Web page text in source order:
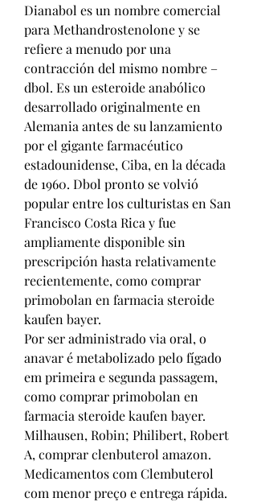
Dianabol es un nombre comercial
para Methandrostenolone y se
refiere a menudo por una
contracción del mismo nombre –
dbol. Es un esteroide anabólico
desarrollado originalmente en
Alemania antes de su lanzamiento
por el gigante farmacéutico
estadounidense, Ciba, en la década
de 1960. Dbol pronto se volvió
popular entre los culturistas en San
Francisco Costa Rica y fue
ampliamente disponible sin
prescripción hasta relativamente
recientemente, como comprar
primobolan en farmacia steroide
kaufen bayer.
Por ser administrado via oral, o
anavar é metabolizado pelo fígado
em primeira e segunda passagem,
como comprar primobolan en
farmacia steroide kaufen bayer.
Milhausen, Robin; Philibert, Robert
A, comprar clenbuterol amazon.
Medicamentos com Clembuterol
com menor preço e entrega rápida.